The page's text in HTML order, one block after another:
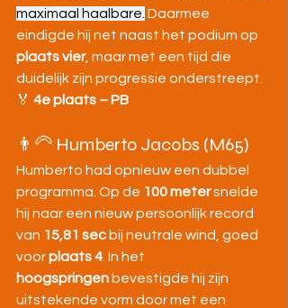
maximaal haalbare. Daarmee
eindigde hij net naast het podium op
plaats vier, maar met een tijd die
duidelijk zijn progressie onderstreept.
🏅 4e plaats – PB
👨‍🦳 Humberto Jacobs (M65)
Humberto had opnieuw een dubbel
programma. Op de 100 meter snelde
hij naar een nieuw persoonlijk record
van 15,81 sec bij neutrale wind, goed
voor plaats 4 . In het
hoogspringen bevestigde hij zijn
uitstekende vorm door met een